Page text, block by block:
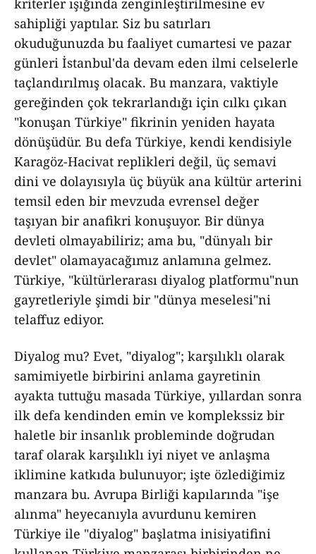
kriterler ışığında zenginleştirilmesine ev
sahipliği yaptılar. Siz bu satırları
okuduğunuzda bu faaliyet cumartesi ve pazar
günleri İstanbul'da devam eden ilmi celselerle
taçlandırılmış olacak. Bu manzara, vaktiyle
gereğinden çok tekrarlandığı için cılkı çıkan
"konuşan Türkiye" fikrinin yeniden hayata
dönüşüdür. Bu defa Türkiye, kendi kendisiyle
Karagöz-Hacivat replikleri değil, üç semavi
dini ve dolayısıyla üç büyük ana kültür arterini
temsil eden bir mevzuda evrensel değer
taşıyan bir anafikri konuşuyor. Bir dünya
devleti olmayabiliriz; ama bu, "dünyalı bir
devlet" olamayacağımız anlamına gelmez.
Türkiye, "kültürlerarası diyalog platformu"nun
gayretleriyle şimdi bir "dünya meselesi"ni
telaffuz ediyor.
Diyalog mu? Evet, "diyalog"; karşılıklı olarak
samimiyetle birbirini anlama gayretinin
ayakta tuttuğu masada Türkiye, yıllardan sonra
ilk defa kendinden emin ve komplekssiz bir
haletle bir insanlık probleminde doğrudan
taraf olarak karşılıklı iyi niyet ve anlaşma
iklimine katkıda bulunuyor; işte özlediğimiz
manzara bu. Avrupa Birliği kapılarında "işe
alınma" heyecanıyla avurdunu kemiren
Türkiye ile "diyalog" başlatma inisiyatifini